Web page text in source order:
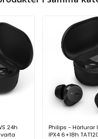
24h
Philips - Hörlurar
IPX4 6+18h